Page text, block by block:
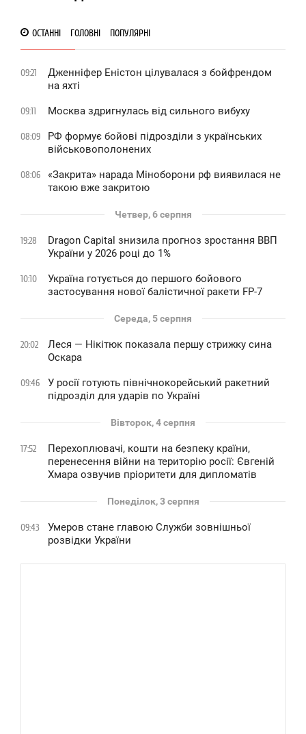
ОСТАННІ ГОЛОВНІ ПОПУЛЯРНІ
09:21
Дженніфер Еністон цілувалася з бойфрендом
на яхті
09:11 Москва здригнулась від сильного вибуху
08:09
РФ формує бойові підрозділи з українських
військовополонених
08:06
«Закрита» нарада Міноборони рф виявилася не
такою вже закритою
Четвер, 6 серпня
19:28
Dragon Capital знизила прогноз зростання ВВП
України у 2026 році до 1%
10:10
Україна готується до першого бойового
застосування нової балістичної ракети FP-7
Середа, 5 серпня
20:02
Леся — Нікітюк показала першу стрижку сина
Оскара
09:46
У росії готують північнокорейський ракетний
підрозділ для ударів по Україні
Вівторок, 4 серпня
17:52
Перехоплювачі, кошти на безпеку країни,
перенесення війни на територію росії: Євгеній
Хмара озвучив пріоритети для дипломатів
Понеділок, 3 серпня
09:43
Умеров стане главою Служби зовнішньої
розвідки України